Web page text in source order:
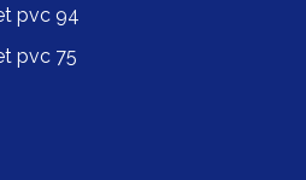
pvc 94
pvc 75